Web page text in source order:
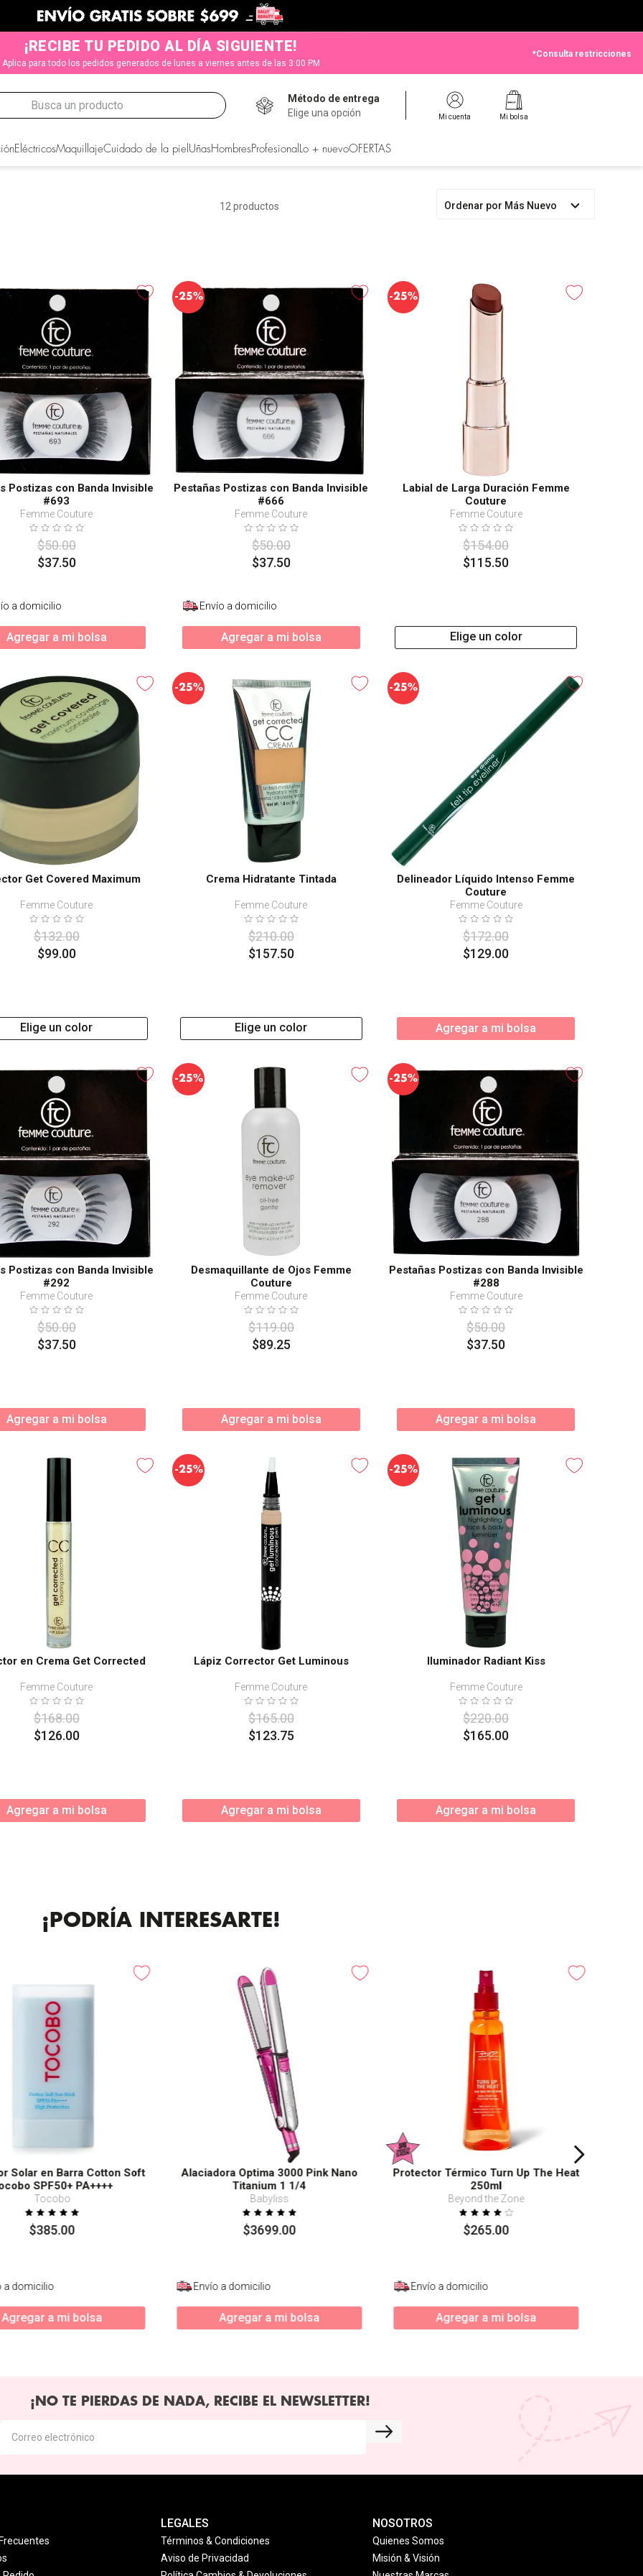
¡RECIBE TU PEDIDO AL DÍA SIGUIENTE!
Aplica para todo los pedidos generados de lunes a viernes antes de las 3:00 PM
*Consulta restricciones
Busca un producto
Método de entrega
Elige una opción
Mi cuenta Mi bolsa
EléctricosMaquillajeCuidado de la piel Uñas Hombres Profesional Lo + nuevoOFERTAS
12 productos Ordenar por Más Nuevo
Postizas con Banda Invisible
#693
Femme Couture
$50.00
$37.50
a domicilio
Agregar a mi bolsa
-25%
Pestañas Postizas con Banda Invisible
#666
Femme Couture
$50.00
$37.50
Envío a domicilio
Agregar a mi bolsa
-25%
Labial de Larga Duración Femme
Couture
Femme Couture
$154.00
$115.50
Elige un color
Get Covered Maximum
Femme Couture
$132.00
$99.00
Elige un color
-25%
Crema Hidratante Tintada
Femme Couture
$210.00
$157.50
Elige un color
-25%
Delineador Líquido Intenso Femme
Couture
Femme Couture
$172.00
$129.00
Agregar a mi bolsa
Postizas con Banda Invisible
#292
Femme Couture
$50.00
$37.50
Agregar a mi bolsa
-25%
Desmaquillante de Ojos Femme
Couture
Femme Couture
$119.00
$89.25
Agregar a mi bolsa
-25%
Pestañas Postizas con Banda Invisible
#288
Femme Couture
$50.00
$37.50
Agregar a mi bolsa
en Crema Get Corrected
Femme Couture
$168.00
$126.00
Agregar a mi bolsa
-25%
Lápiz Corrector Get Luminous
Femme Couture
$165.00
$123.75
Agregar a mi bolsa
-25%
Iluminador Radiant Kiss
Femme Couture
$220.00
$165.00
Agregar a mi bolsa
¡PODRÍA INTERESARTE!
Solar en Barra Cotton Soft
SPF50+ PA++++
Tocobo
$385.00
a domicilio
Agregar a mi bolsa
Alaciadora Optima 3000 Pink Nano
Titanium 1 1/4
Babyliss
$3699.00
Envío a domicilio
Agregar a mi bolsa
Protector Térmico Turn Up The Heat
250ml
Beyond the Zone
$265.00
Envío a domicilio
Agregar a mi bolsa
¡NO TE PIERDAS DE NADA, RECIBE EL NEWSLETTER!
LEGALES
Términos & Condiciones
Aviso de Privacidad
NOSOTROS
Quienes Somos
Misión & Visión